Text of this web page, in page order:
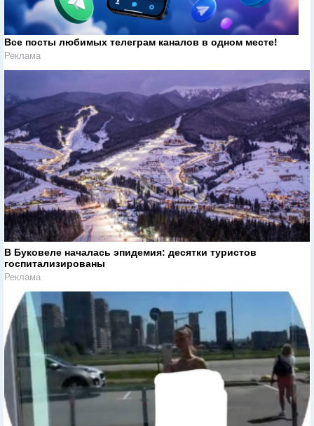
Все посты любимых телеграм каналов в одном месте!
Реклама
В Буковеле началась эпидемия: десятки туристов
госпитализированы
Реклама